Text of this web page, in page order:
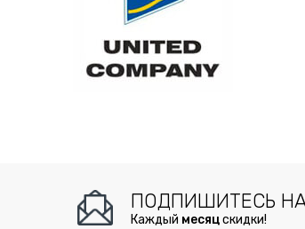
ПОДПИШИТЕСЬ
Каждый месяцскидки!